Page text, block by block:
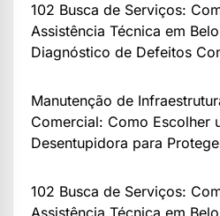
102 Busca de Serviços:
Assistência Técnica em
Diagnóstico de Defeitos
Manutenção de
Comercial: Como Escolher
Desentupidora para
102 Busca de Serviços: